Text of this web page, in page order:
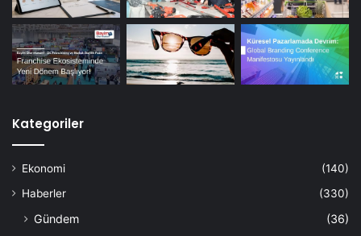
Kategoriler
Ekonomi
(140)
Haberler
(330)
Gündem
(36)